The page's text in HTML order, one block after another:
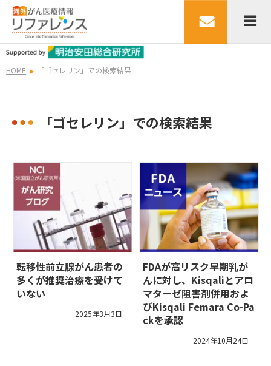
HOME 「ゴセレリン」での検索結果
「ゴセレリン」での検索結果
転移性前立腺がん患者の
多くが推奨治療を受けて
いない
2025年3月3日
FDAが高リスク早期乳が
んに対し、Kisqaliとアロ
マターゼ阻害剤併用およ
びKisqali Femara Co-Pa
ckを承認
2024年10月24日